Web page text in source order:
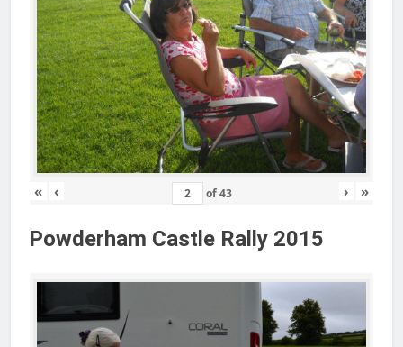
« ‹ of43 › »
Powderham Castle Rally 2015